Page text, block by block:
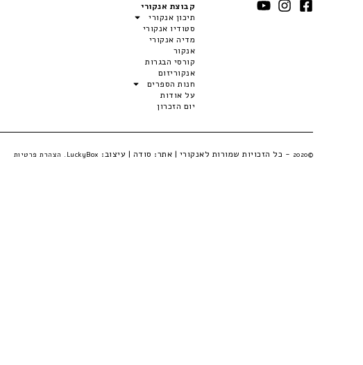
קבוצת אנקורי
תיכון אנקורי
סטודיו אנקורי
מדיה אנקורי
אנקור
קורסי הבגרות
אנקוריזום
חנות הספרים
על אודות
יום הזכרון
©2020 - כל הזכויות שמורות לאנקורי | אתר: סודה | עיצוב: LuckyBox. הצהרת פרטיות